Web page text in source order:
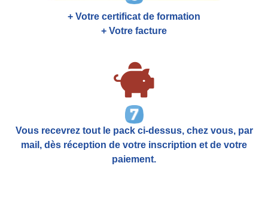
+ Votre certificat de formation
+ Votre facture
Vous recevrez tout le pack ci-dessus, chez vous, par
mail, dès réception de votre inscription et de votre
paiement.